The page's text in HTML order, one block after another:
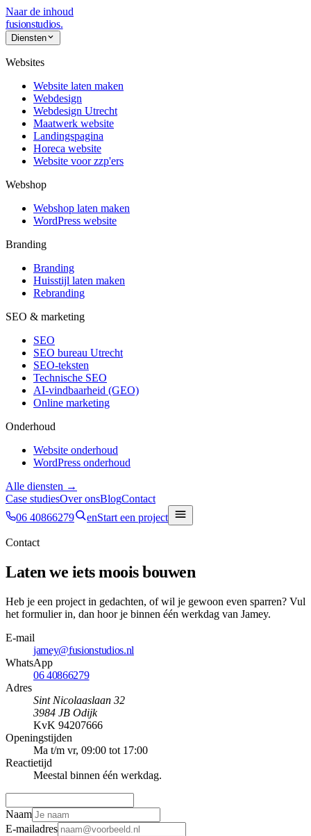
Naar de inhoud
fusionstudios.
Diensten
Websites
Website laten maken
Webdesign
Webdesign Utrecht
Maatwerk website
Landingspagina
Horeca website
Website voor zzp'ers
Webshop
Webshop laten maken
WordPress website
Branding
Branding
Huisstijl laten maken
Rebranding
SEO & marketing
SEO
SEO bureau Utrecht
SEO-teksten
Technische SEO
AI-vindbaarheid (GEO)
Online marketing
Onderhoud
Website onderhoud
WordPress onderhoud
Alle diensten →
Case studiesOver onsBlogContact
06 40866279
enStart een project
Contact
Laten we iets moois bouwen
Heb je een project in gedachten, of wil je gewoon even sparren? Vul
het formulier in, dan hoor je binnen één werkdag van Jamey.
E-mail
jamey@fusionstudios.nl
WhatsApp
06 40866279
Adres
Sint Nicolaaslaan 32
3984 JB Odijk
KvK 94207666
Openingstijden
Ma t/m vr, 09:00 tot 17:00
Reactietijd
Meestal binnen één werkdag.
Naam
E-mailadres